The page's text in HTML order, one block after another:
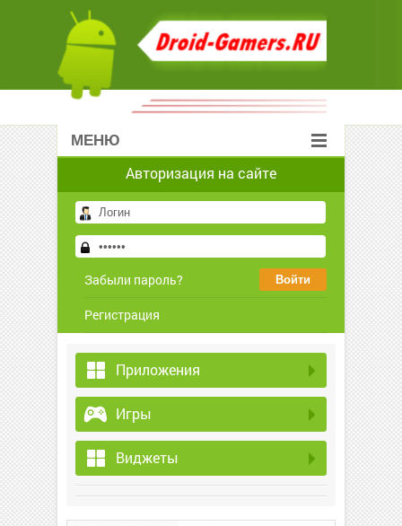
МЕНЮ
Авторизация на сайте
Забыли пароль?
Регистрация
Приложения
Игры
Виджеты